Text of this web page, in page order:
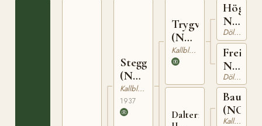
Stegg
(NO)
T-169
Kallblodig Travare
1937
Trygve
(NO)
T-66
Kallblodig Travare
Dalterna
Högnar
N
1208
Dölehäst
Freia
N
5446
Dölehäst
Baus
(NO)
Kallblodig Travare